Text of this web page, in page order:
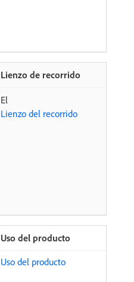
Lienzo de recorrido
El
Lienzo del recorrido
Uso del producto
Uso del producto